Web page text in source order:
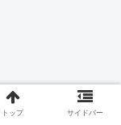
トップ サイドバー